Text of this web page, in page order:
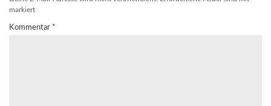
markiert
Kommentar *